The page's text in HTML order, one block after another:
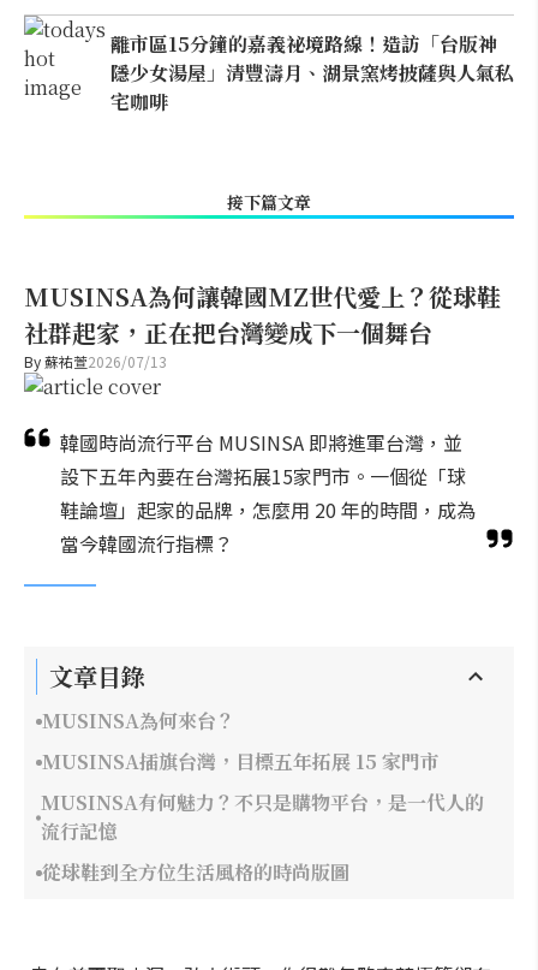
離市區15分鐘的嘉義祕境路線！造訪「台版神
隱少女湯屋」清豐濤月、湖景窯烤披薩與人氣私
宅咖啡
接下篇文章
MUSINSA為何讓韓國MZ世代愛上？從球鞋
社群起家，正在把台灣變成下一個舞台
By蘇祐萱2026/07/13
韓國時尚流行平台 MUSINSA 即將進軍台灣，並
設下五年內要在台灣拓展15家門市。一個從「球
鞋論壇」起家的品牌，怎麼用 20 年的時間，成為
當今韓國流行指標？
文章目錄
MUSINSA為何來台？
MUSINSA插旗台灣，目標五年拓展 15 家門市
MUSINSA有何魅力？不只是購物平台，是一代人的
流行記憶
從球鞋到全方位生活風格的時尚版圖